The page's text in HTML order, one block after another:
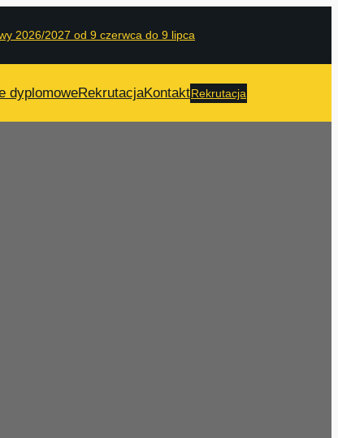
2026/2027 od 9 czerwca do 9 lipca
dyplomoweRekrutacjaKontaktRekrutacja